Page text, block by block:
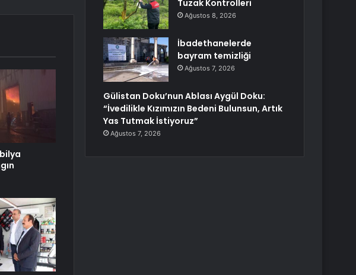
Tuzak Kontrolleri
Ağustos 8, 2026
İbadethanelerde
bayram temizliği
Ağustos 7, 2026
Gülistan Doku’nun Ablası Aygül Doku:
“İvedilikle Kızımızın Bedeni Bulunsun, Artık
Yas Tutmak İstiyoruz”
Ağustos 7, 2026